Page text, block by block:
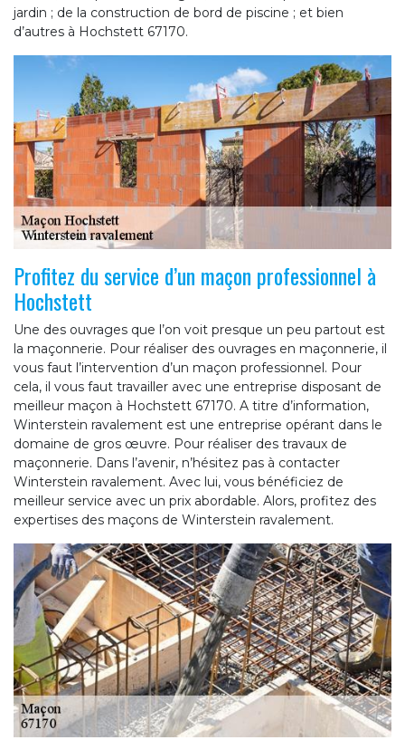
jardin ; de la construction de bord de piscine ; et bien
d’autres à Hochstett 67170.
Profitez du service d’un maçon professionnel à
Hochstett
Une des ouvrages que l’on voit presque un peu partout est
la maçonnerie. Pour réaliser des ouvrages en maçonnerie, il
vous faut l’intervention d’un maçon professionnel. Pour
cela, il vous faut travailler avec une entreprise disposant de
meilleur maçon à Hochstett 67170. A titre d’information,
Winterstein ravalement est une entreprise opérant dans le
domaine de gros œuvre. Pour réaliser des travaux de
maçonnerie. Dans l’avenir, n’hésitez pas à contacter
Winterstein ravalement. Avec lui, vous bénéficiez de
meilleur service avec un prix abordable. Alors, profitez des
expertises des maçons de Winterstein ravalement.